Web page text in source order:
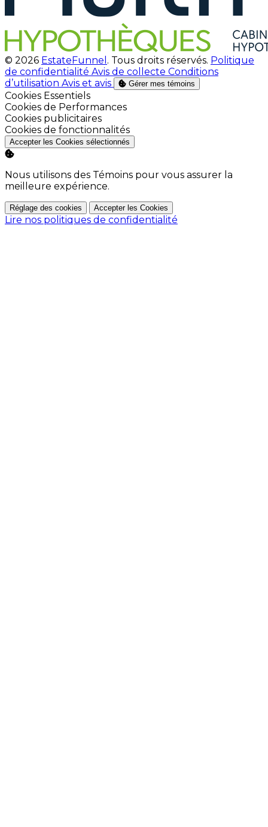
© 2026 EstateFunnel . Tous droits réservés. Politique
de confidentialité Avis de collecte Conditions
d’utilisation Avis et avis Gérer mes témoins
Activer
Cookies Essentiels
Activer
Cookies de Performances
Activer
Cookies publicitaires
Activer
Cookies de fonctionnalités
Accepter les Cookies sélectionnés
Nous utilisons des Témoins pour vous assurer la
meilleure expérience.
Réglage des cookies Accepter les Cookies
Lire nos politiques de confidentialité